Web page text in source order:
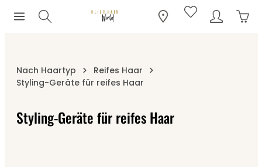
Zum Hauptinhalt springen
Nach Haartyp
Reifes Haar
Styling-Geräte für reifes Haar
Styling-Geräte für reifes Haar